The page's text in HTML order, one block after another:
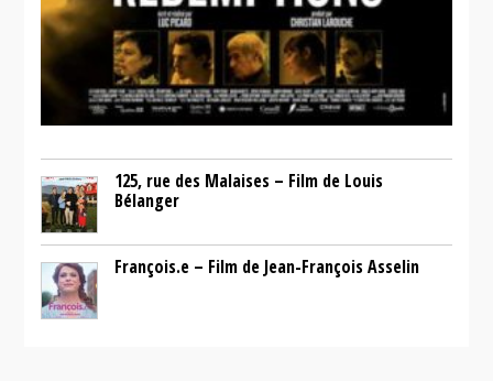
125, rue des Malaises – Film de Louis
Bélanger
François.e – Film de Jean-François Asselin